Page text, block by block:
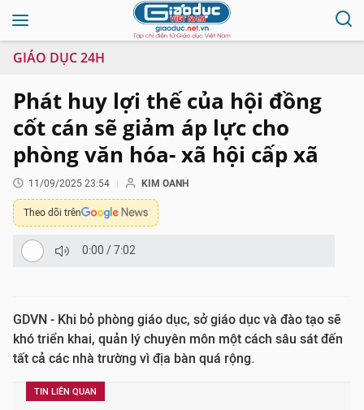
GIÁO DỤC 24H
Phát huy lợi thế của hội đồng
cốt cán sẽ giảm áp lực cho
phòng văn hóa- xã hội cấp xã
11/09/2025 23:54 KIM OANH
Theo dõi trên
0:00 /7:02
GDVN - Khi bỏ phòng giáo dục, sở giáo dục và đào tạo sẽ
khó triển khai, quản lý chuyên môn một cách sâu sát đến
tất cả các nhà trường vì địa bàn quá rộng.
TIN LIÊN QUAN